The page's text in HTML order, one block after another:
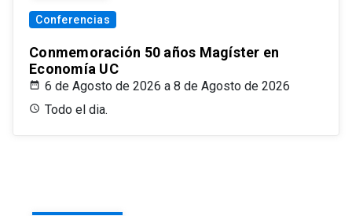
Conferencias
Conmemoración 50 años Magíster en
Economía UC
6 de Agosto de 2026 a 8 de Agosto de 2026
Todo el dia.